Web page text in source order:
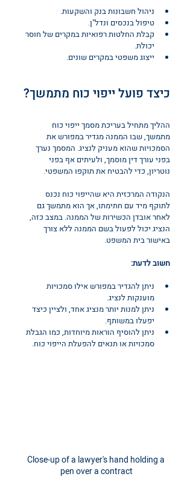
ניהול חשבונות בנק והשקעות.
טיפול בנכסים ונדל"ן.
קבלת החלטות רפואיות במקרים של חוסר
יכולת.
ייצוג משפטי במקרים שונים.
כיצד פועל ייפוי כוח מתמשך?
ההליך מתחיל בעריכת מסמך ייפוי כוח
מתמשך, שבו הממנה מגדיר במפורש את
הסמכויות שהוא מעניק לנציג. המסמך נערך
בפני עורך דין מוסמך, ולעיתים אף בפני
נוטריון, כדי להבטיח את תוקפו המשפטי.
הנקודה המרכזית היא שהייפוי כוח נכנס
לתוקף מיד עם חתימתו, אך הוא מתמשך גם
לאחר אובדן הכשירות של הממנה. במצב כזה,
הנציג יכול לפעול בשם הממנה ללא צורך
באישור בית המשפט.
חשוב לדעת:
ניתן להגדיר במפורש אילו סמכויות
מוענקות לנציג.
ניתן למנות יותר מנציג אחד, ולציין כיצד
יפעלו במשותף.
ניתן להוסיף הוראות מיוחדות, כמו הגבלת
סמכויות או תנאים להפעלת הייפוי כוח.
Close-up of a lawyer's hand holding a
pen over a contract